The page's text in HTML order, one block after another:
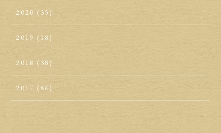
2020 (35)
2019 (18)
2018 (38)
2017 (86)